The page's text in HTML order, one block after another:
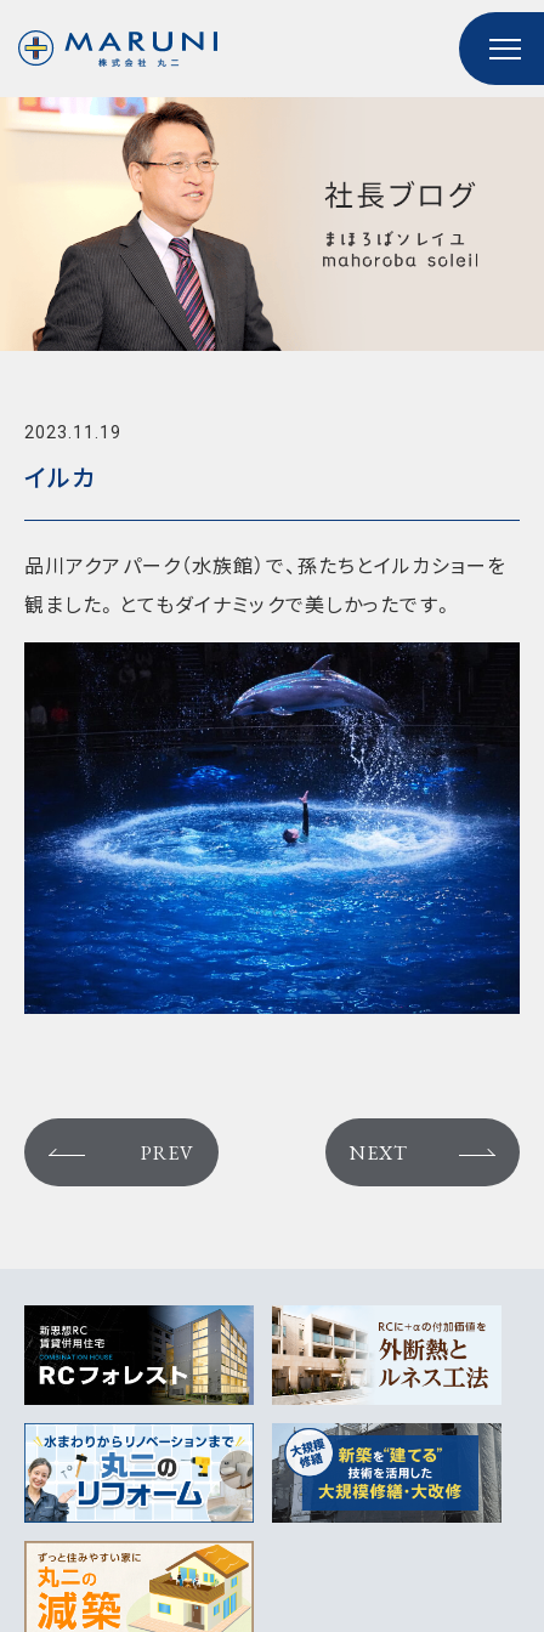
2023.11.19
イルカ
品川アクアパーク（水族館）で、孫たちとイルカショーを
観ました。とてもダイナミックで美しかったです。
PREV NEXT